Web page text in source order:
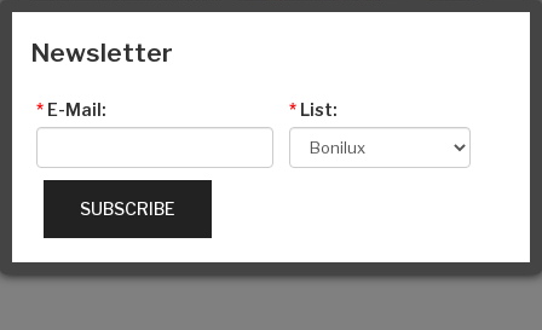
Newsletter
* E-Mail: * List:
SUBSCRIBE